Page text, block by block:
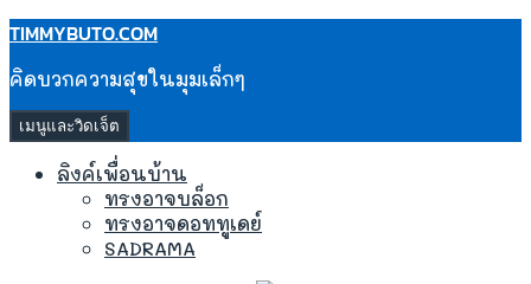
ข้าม
ไป
เนื้อหา
TIMMYBUTO.COM
คิดบวกความสุขในมุมเล็กๆ
เมนูและวิดเจ็ต
ลิงค์เพื่อนบ้าน
ทรงอาจบล็อก
ทรงอาจดอททูเดย์
SADRAMA